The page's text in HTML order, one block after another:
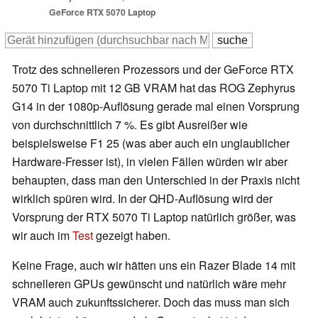
GeForce RTX 5070 Laptop
Trotz des schnelleren Prozessors und der GeForce RTX
5070 Ti Laptop mit 12 GB VRAM hat das ROG Zephyrus
G14 in der 1080p-Auflösung gerade mal einen Vorsprung
von durchschnittlich 7 %. Es gibt Ausreißer wie
beispielsweise F1 25 (was aber auch ein unglaublicher
Hardware-Fresser ist), in vielen Fällen würden wir aber
behaupten, dass man den Unterschied in der Praxis nicht
wirklich spüren wird. In der QHD-Auflösung wird der
Vorsprung der RTX 5070 Ti Laptop natürlich größer, was
wir auch imTestgezeigt haben.
Keine Frage, auch wir hätten uns ein Razer Blade 14 mit
schnelleren GPUs gewünscht und natürlich wäre mehr
VRAM auch zukunftssicherer. Doch das muss man sich